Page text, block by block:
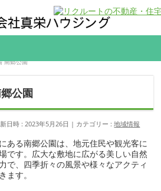
南郷公園
公園
日時 : 2023年5月26日 カテゴリー :地域情報
ある南郷公園は、地元住民や観光客に
です。広大な敷地に広がる美しい自然
で、四季折々の風景や様々なアクティ
ます。